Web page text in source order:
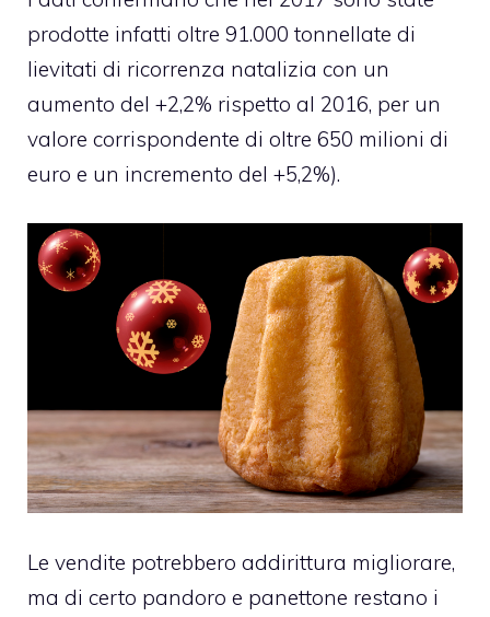
prodotte infatti oltre 91.000 tonnellate di
lievitati di ricorrenza natalizia con un
aumento del +2,2% rispetto al 2016, per un
valore corrispondente di oltre 650 milioni di
euro e un incremento del +5,2%).
Le vendite potrebbero addirittura migliorare,
ma di certo pandoro e panettone restano i